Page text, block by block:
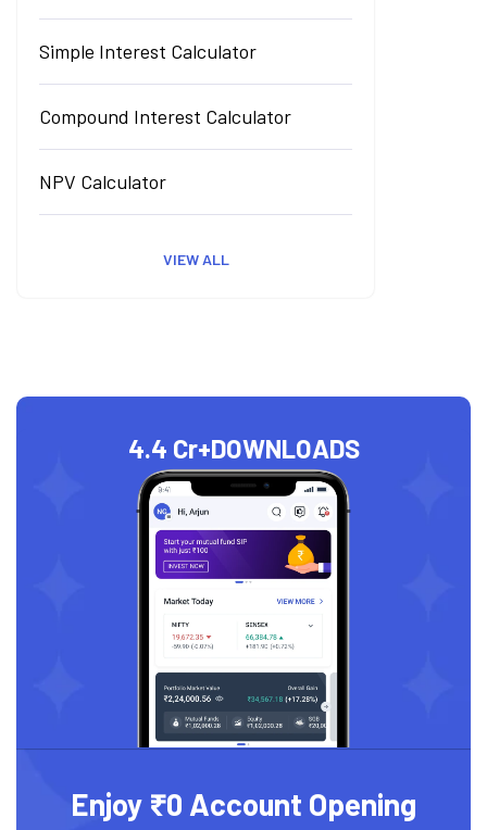
Simple Interest Calculator
Compound Interest Calculator
NPV Calculator
VIEW ALL
4.4 Cr+DOWNLOADS
Enjoy ₹0 Account Opening